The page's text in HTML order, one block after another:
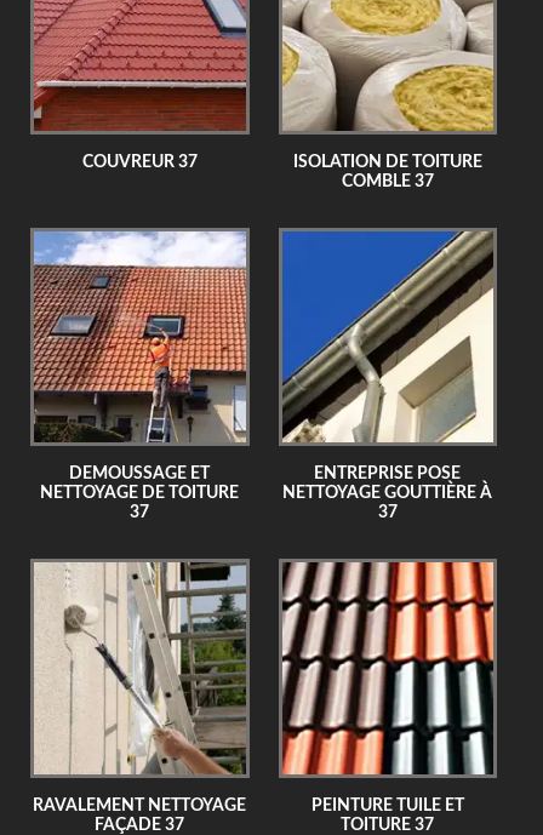
COUVREUR 37
ISOLATION DE TOITURE
COMBLE 37
DEMOUSSAGE ET
NETTOYAGE DE TOITURE
37
ENTREPRISE POSE
NETTOYAGE GOUTTIÈRE À
37
RAVALEMENT NETTOYAGE
FAÇADE 37
PEINTURE TUILE ET
TOITURE 37